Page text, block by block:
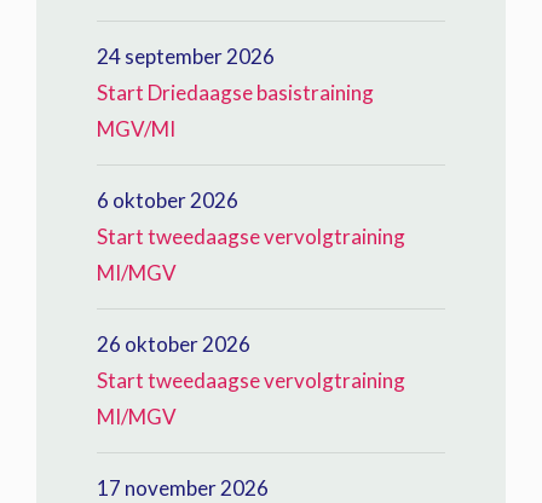
24 september 2026
Start Driedaagse basistraining
MGV/MI
6 oktober 2026
Start tweedaagse vervolgtraining
MI/MGV
26 oktober 2026
Start tweedaagse vervolgtraining
MI/MGV
17 november 2026